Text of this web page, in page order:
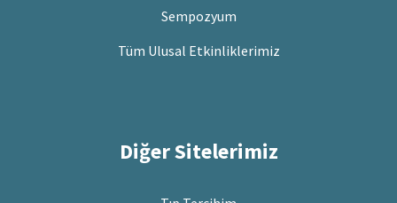
Sempozyum
Tüm Ulusal Etkinliklerimiz
Diğer Sitelerimiz